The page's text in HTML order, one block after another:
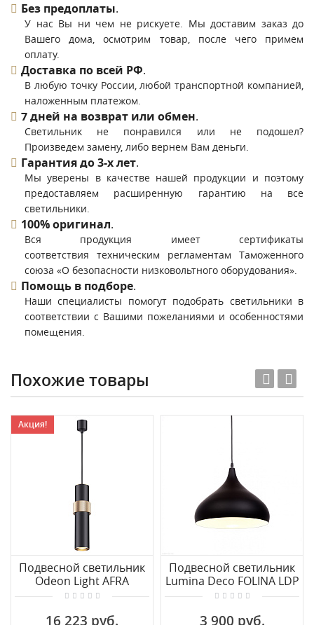
Без предоплаты.
У нас Вы ни чем не рискуете. Мы доставим заказ до
Вашего дома, осмотрим товар, после чего примем
оплату.
Доставка по всей РФ.
В любую точку России, любой транспортной компанией,
наложенным платежом.
7 дней на возврат или обмен.
Светильник не понравился или не подошел?
Произведем замену, либо вернем Вам деньги.
Гарантия до 3-х лет.
Мы уверены в качестве нашей продукции и поэтому
предоставляем расширенную гарантию на все
светильники.
100% оригинал.
Вся продукция имеет сертификаты
соответствия техническим регламентам Таможенного
союза «О безопасности низковольтного оборудования».
Помощь в подборе.
Наши специалисты помогут подобрать светильники в
соответствии с Вашими пожеланиями и особенностями
помещения.
Похожие товары
Акция!
Подвесной светильник
Odeon Light AFRA
4738/5L
16 223 руб.
Подвесной светильник
Lumina Deco FOLINA LDP
7558 BK
3 900 руб.